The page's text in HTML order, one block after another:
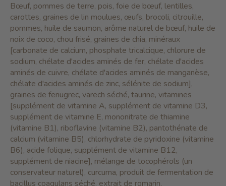
Bœuf, pommes de terre, pois, foie de bœuf, lentilles,
carottes, graines de lin moulues, œufs, brocoli, citrouille,
pommes, huile de saumon, arôme naturel de bœuf, huile de
noix de coco, chou frisé, graines de chia, minéraux
[carbonate de calcium, phosphate tricalcique, chlorure de
sodium, chélate d'acides aminés de fer, chélate d'acides
aminés de cuivre, chélate d'acides aminés de manganèse,
chélate d'acides aminés de zinc, sélénite de sodium],
graines de fenugrec, varech séché, taurine, vitamines
[supplément de vitamine A, supplément de vitamine D3,
supplément de vitamine E, mononitrate de thiamine
(vitamine B1), riboflavine (vitamine B2), pantothénate de
calcium (vitamine B5), chlorhydrate de pyridoxine (vitamine
B6), acide folique, supplément de vitamine B12,
supplément de niacine], mélange de tocophérols (un
conservateur naturel), curcuma, produit de fermentation de
bacillus coagulans séché, extrait de romarin.